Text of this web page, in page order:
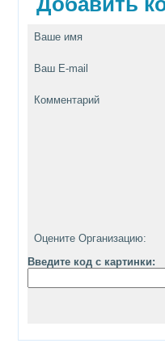
Ваше имя
Ваш E-mail
Комментарий
Оцените Организацию:
Введите код с картинки: